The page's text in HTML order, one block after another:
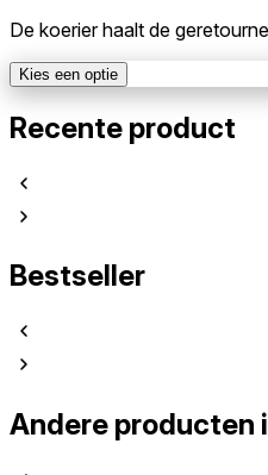
De koerier haalt de
Kies een optie
Recente product
Bestseller
Andere producten